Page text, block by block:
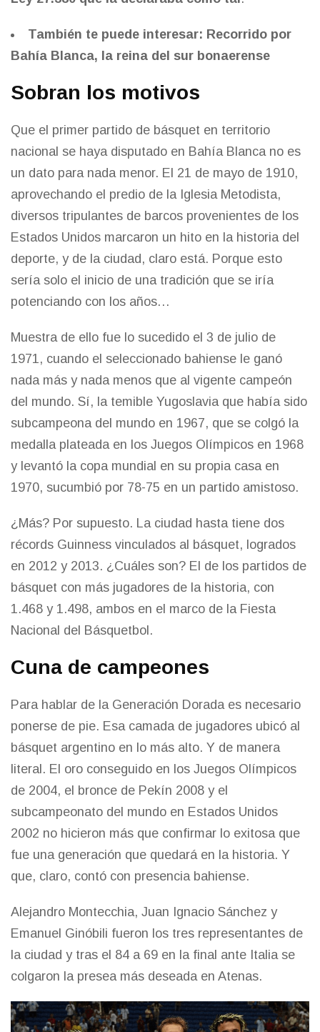
También te puede interesar: Recorrido por
Bahía Blanca, la reina del sur bonaerense
Sobran los motivos
Que el primer partido de básquet en territorio
nacional se haya disputado en Bahía Blanca no es
un dato para nada menor. El 21 de mayo de 1910,
aprovechando el predio de la Iglesia Metodista,
diversos tripulantes de barcos provenientes de los
Estados Unidos marcaron un hito en la historia del
deporte, y de la ciudad, claro está. Porque esto
sería solo el inicio de una tradición que se iría
potenciando con los años…
Muestra de ello fue lo sucedido el 3 de julio de
1971, cuando el seleccionado bahiense le ganó
nada más y nada menos que al vigente campeón
del mundo. Sí, la temible Yugoslavia que había sido
subcampeona del mundo en 1967, que se colgó la
medalla plateada en los Juegos Olímpicos en 1968
y levantó la copa mundial en su propia casa en
1970, sucumbió por 78-75 en un partido amistoso.
¿Más? Por supuesto. La ciudad hasta tiene dos
récords Guinness vinculados al básquet, logrados
en 2012 y 2013. ¿Cuáles son? El de los partidos de
básquet con más jugadores de la historia, con
1.468 y 1.498, ambos en el marco de la Fiesta
Nacional del Básquetbol.
Cuna de campeones
Para hablar de la Generación Dorada es necesario
ponerse de pie. Esa camada de jugadores ubicó al
básquet argentino en lo más alto. Y de manera
literal. El oro conseguido en los Juegos Olímpicos
de 2004, el bronce de Pekín 2008 y el
subcampeonato del mundo en Estados Unidos
2002 no hicieron más que confirmar lo exitosa que
fue una generación que quedará en la historia. Y
que, claro, contó con presencia bahiense.
Alejandro Montecchia, Juan Ignacio Sánchez y
Emanuel Ginóbili fueron los tres representantes de
la ciudad y tras el 84 a 69 en la final ante Italia se
colgaron la presea más deseada en Atenas.